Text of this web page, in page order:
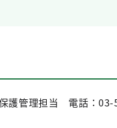
護管理担当 電話：03-